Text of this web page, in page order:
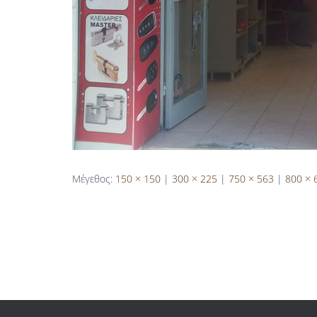
Μέγεθος: 150 × 150 | 300 × 225 | 750 × 563 | 800 ×